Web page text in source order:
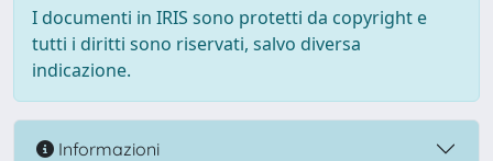
I documenti in IRIS sono protetti da copyright e
tutti i diritti sono riservati, salvo diversa
indicazione.
Informazioni